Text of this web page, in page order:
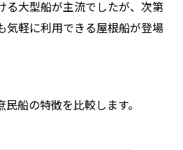
る大型船が主流でしたが、次第
気軽に利用できる屋根船が登場
船の特徴を比較します。